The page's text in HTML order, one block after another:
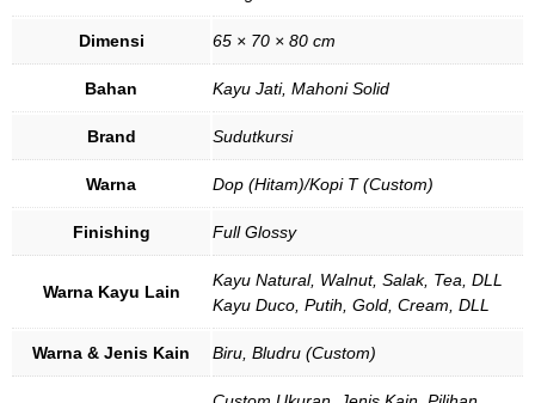
Dimensi 65 × 70 × 80 cm
Bahan Kayu Jati, Mahoni Solid
Brand Sudutkursi
Warna Dop (Hitam)/Kopi T (Custom)
Finishing Full Glossy
Warna Kayu Lain
Kayu Natural, Walnut, Salak, Tea, DLL
Kayu Duco, Putih, Gold, Cream, DLL
Warna & Jenis Kain Biru, Bludru (Custom)